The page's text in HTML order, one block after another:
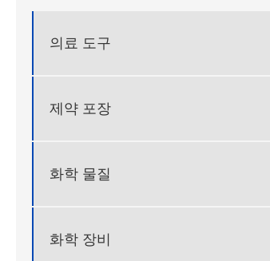
의료 도구
제약 포장
화학 물질
화학 장비